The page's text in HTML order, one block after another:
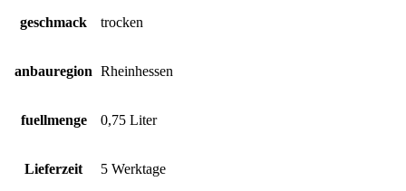
geschmack trocken
anbauregion Rheinhessen
fuellmenge 0,75 Liter
Lieferzeit 5 Werktage